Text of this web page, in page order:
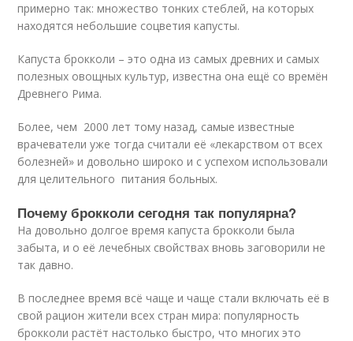
примерно так: множество тонких стеблей, на которых
находятся небольшие соцветия капусты.
Капуста брокколи – это одна из самых древних и самых
полезных овощных культур, известна она ещё со времён
Древнего Рима.
Более, чем 2000 лет тому назад, самые известные
врачеватели уже тогда считали её «лекарством от всех
болезней» и довольно широко и с успехом использовали
для целительного питания больных.
Почему брокколи сегодня так популярна?
На довольно долгое время капуста брокколи была
забыта, и о её лечебных свойствах вновь заговорили не
так давно.
В последнее время всё чаще и чаще стали включать её в
свой рацион жители всех стран мира: популярность
брокколи растёт настолько быстро, что многих это